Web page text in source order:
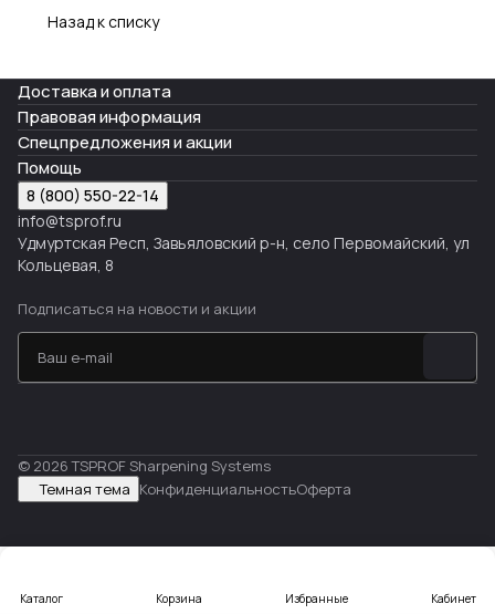
Назад к списку
Каталог Корзина Избранные Кабинет
Доставка и оплата
Правовая информация
Спецпредложения и акции
Помощь
8 (800) 550-22-14
info@tsprof.ru
Удмуртская Респ, Завьяловский р-н, село Первомайский, ул
Кольцевая, 8
Подписаться на новости и акции
© 2026 TSPROF Sharpening Systems
Темная тема КонфиденциальностьОферта